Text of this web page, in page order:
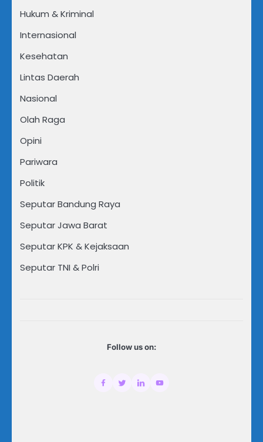
Hukum & Kriminal
Internasional
Kesehatan
Lintas Daerah
Nasional
Olah Raga
Opini
Pariwara
Politik
Seputar Bandung Raya
Seputar Jawa Barat
Seputar KPK & Kejaksaan
Seputar TNI & Polri
Follow us on: